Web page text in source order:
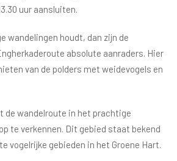
uur aansluiten.
wandelingen houdt, dan zijn de
absolute aanraders. Hier
van de polders met weidevogels en
de wandelroute in het prachtige
te verkennen. Dit gebied staat bekend
vogelrijke gebieden in het Groene Hart.